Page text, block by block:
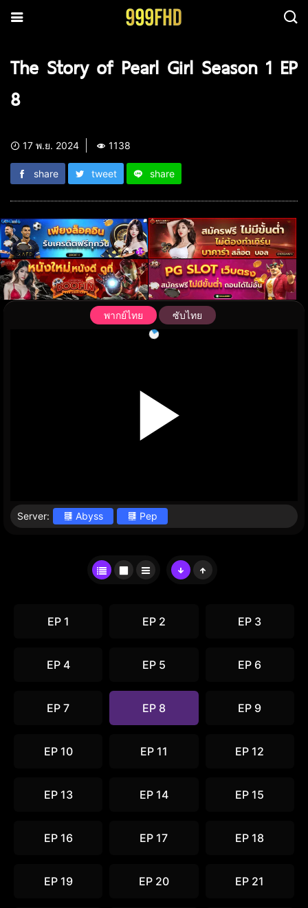
The Story of Pearl Girl Season 1 EP
8
17 พ.ย. 2024 1138
share tweet share
พากย์ไทย ซับไทย
Server: Abyss Pep
EP 1 EP 2 EP 3
EP 4 EP 5 EP 6
EP 7 EP 8 EP 9
EP 10 EP 11 EP 12
EP 13 EP 14 EP 15
EP 16 EP 17 EP 18
EP 19 EP 20 EP 21